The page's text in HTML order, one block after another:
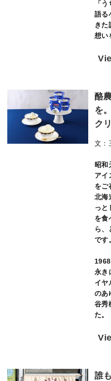
「
語る
きた
想い
酪
を
ク
文：
昭和
アイ
をご
北海
っと
を食
ら、
です
永き
イヤ
のあ
谷秀
た。
誰